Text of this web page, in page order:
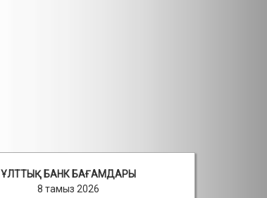
ҰЛТТЫҚ БАНК БАҒАМДАРЫ
8 тамыз 2026